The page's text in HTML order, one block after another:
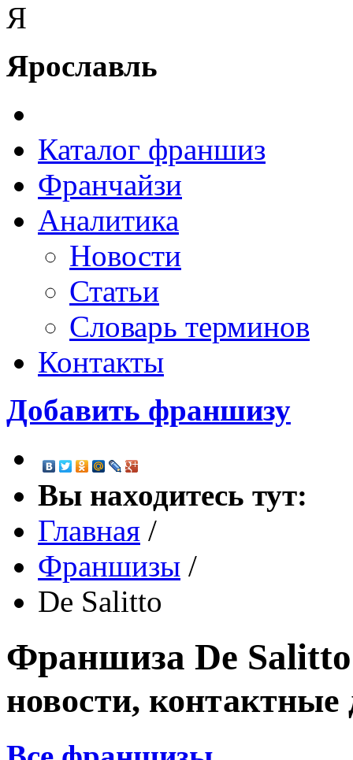
Я
Ярославль
Каталог франшиз
Франчайзи
Аналитика
Новости
Статьи
Словарь терминов
Контакты
Добавить франшизу
Вы находитесь тут:
Главная /
Франшизы /
De Salitto
Франшиза De
новости,